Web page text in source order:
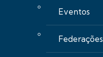
Eventos
Federações